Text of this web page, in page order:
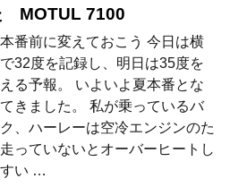
MOTUL 7100
番前に変えておこう 今日は横
32度を記録し、明日は35度を
る予報。 いよいよ夏本番とな
きました。 私が乗っているバ
、ハーレーは空冷エンジンのた
っていないとオーバーヒートし
い …